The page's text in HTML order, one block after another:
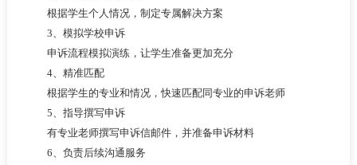
根据学生个人情况，制定专属解决方案
3、模拟学校申诉
申诉流程模拟演练，让学生准备更加充分
4、精准匹配
根据学生的专业和情况，快速匹配同专业的申诉老师
5、指导撰写申诉
有专业老师撰写申诉信邮件，并准备申诉材料
6、负责后续沟通服务